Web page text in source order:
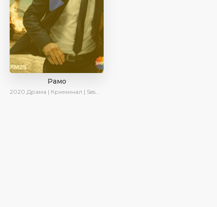
Рамо
2020 Драма | Криминал | SesDizi | Ирина Котова